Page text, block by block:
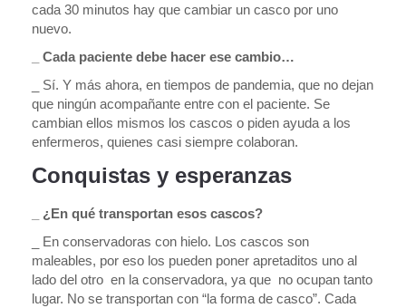
cada 30 minutos hay que cambiar un casco por uno
nuevo.
_ Cada paciente debe hacer ese cambio…
_ Sí. Y más ahora, en tiempos de pandemia, que no dejan
que ningún acompañante entre con el paciente. Se
cambian ellos mismos los cascos o piden ayuda a los
enfermeros, quienes casi siempre colaboran.
Conquistas y esperanzas
_ ¿En qué transportan esos cascos?
_ En conservadoras con hielo. Los cascos son
maleables, por eso los pueden poner apretaditos uno al
lado del otro en la conservadora, ya que no ocupan tanto
lugar. No se transportan con “la forma de casco”. Cada